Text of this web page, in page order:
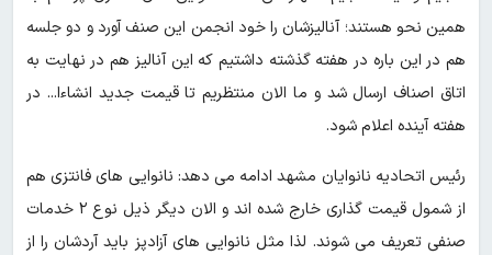
همین نحو هستند؛ آنالیزشان را خود انجمن ‌این صنف آورد و دو جلسه
هم در این باره در هفته گذشته داشتیم که این آنالیز هم در نهایت به
اتاق اصناف ارسال شد و ما الان منتظریم تا قیمت جدید ان‎شاءا... در
هفته آینده اعلام شود.
رئیس اتحادیه نانوایان مشهد ادامه می دهد: نانوایی های فانتزی هم
از شمول قیمت گذاری خارج شده اند و الان دیگر ذیل نوع ۲ خدمات
صنفی تعریف می شوند. لذا مثل نانوایی های آزادپز باید آردشان را از